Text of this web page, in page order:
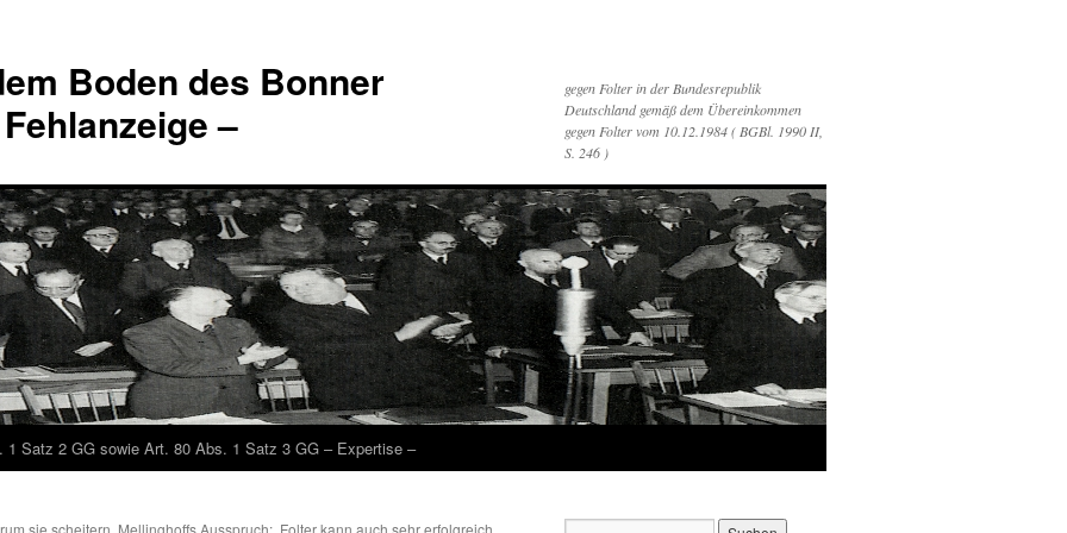
Boden des Bonner
–
gegen Folter in der Bundesrepublik
Deutschland gemäß dem Übereinkommen
gegen Folter vom 10.12.1984 ( BGBl. 1990 II,
S. 246 )
1 Satz 2 GG sowie Art. 80 Abs. 1 Satz 3 GG – Expertise –
sie scheitern „Mellinghoffs Ausspruch: ‚Folter kann auch sehr erfolgreich